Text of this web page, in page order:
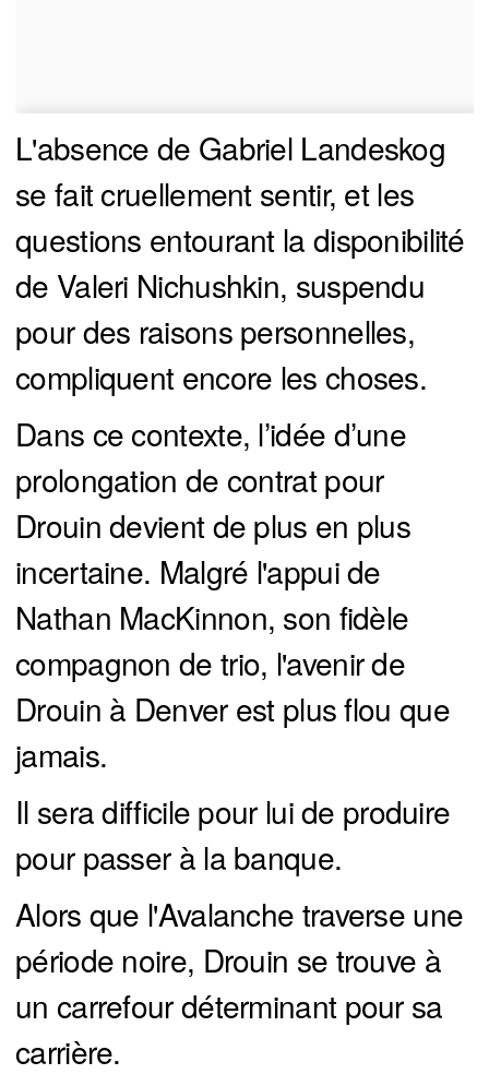
L'absence de Gabriel Landeskog
se fait cruellement sentir, et les
questions entourant la disponibilité
de Valeri Nichushkin, suspendu
pour des raisons personnelles,
compliquent encore les choses.
Dans ce contexte, l’idée d’une
prolongation de contrat pour
Drouin devient de plus en plus
incertaine. Malgré l'appui de
Nathan MacKinnon, son fidèle
compagnon de trio, l'avenir de
Drouin à Denver est plus flou que
jamais.
Il sera difficile pour lui de produire
pour passer à la banque.
Alors que l'Avalanche traverse une
période noire, Drouin se trouve à
un carrefour déterminant pour sa
carrière.